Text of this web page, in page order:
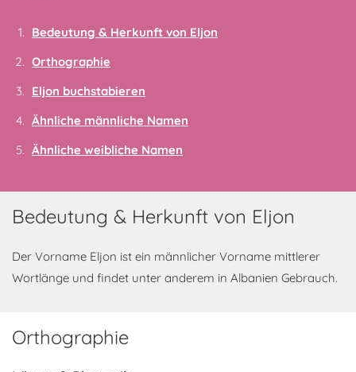
Bedeutung & Herkunft von Eljon
Orthographie
Eljon buchstabieren
Ähnliche männliche Namen
Ähnliche weibliche Namen
Bedeutung & Herkunft von Eljon
Der Vorname Eljon ist ein männlicher Vorname mittlerer
Wortlänge und findet unter anderem in Albanien Gebrauch.
Orthographie